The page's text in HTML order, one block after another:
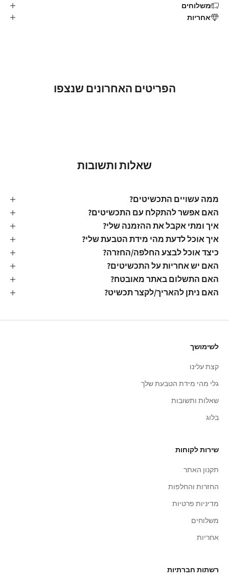
משלוחים
אחריות
הפריטים האחרונים שנצפו
שאלות ותשובות
ממה עשויים התכשיטים?
האם אפשר להתקלח עם התכשיטים?
איך ומתי אקבל את ההזמנה שלי?
איך אוכל לדעת מהי מידת הטבעת שלי?
כיצד אוכל לבצע החלפה/החזרה?
האם יש אחריות על התכשיטים?
האם התשלום באתר מאובטח?
האם ניתן להאריך/לקצר תכשיט?
לשימושך
קצת עלינו
גלי מהי מידת הטבעת שלך
שאלות ותשובות
בלוג
שירות לקוחות
תקנון האתר
החזרות והחלפות
מדיניות פרטיות
משלוחים
אחריות
רשתות חברתיות